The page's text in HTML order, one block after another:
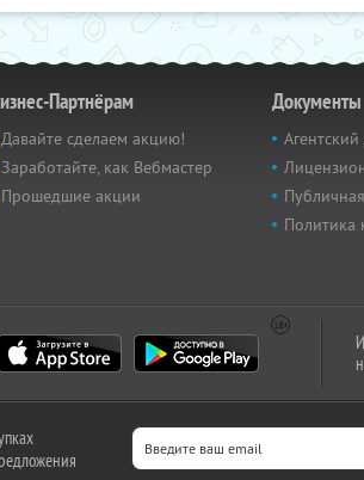
Партнёрам
Давайте сделаем акцию!
Заработайте, как Вебмастер
Прошедшие акции
Документы
Политика